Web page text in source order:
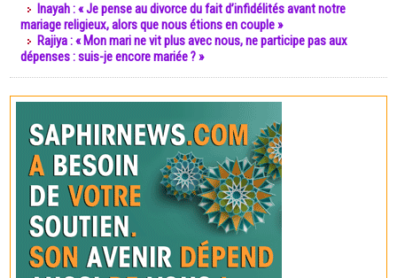
Inayah : « Je pense au divorce du fait d’infidélités avant notre
mariage religieux, alors que nous étions en couple »
Rajiya : « Mon mari ne vit plus avec nous, ne participe pas aux
dépenses : suis-je encore mariée ? »